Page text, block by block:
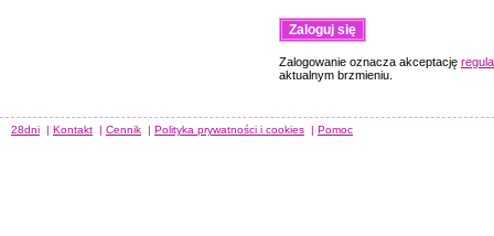
Zalogowanie oznacza akceptację
aktualnym brzmieniu.
28dni | Kontakt | Cennik | Polityka prywatności i cookies | Pomoc